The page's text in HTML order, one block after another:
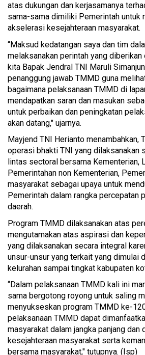
atas dukungan dan kerjasamanya
sama-sama dimiliki Pemerintah untuk
akselerasi kesejahteraan masyarakat.
“Maksud kedatangan saya dan tim
melaksanakan perintah yang
kita Bapak Jendral TNI Maruli
penanggung jawab TMMD guna
bagaimana pelaksanaan TMMD di
mendapatkan saran dan masukan
untuk perbaikan dan peningkatan
akan datang," ujarnya.
Mayjend TNI Herianto menambahkan,
operasi bhakti TNI yang dilaksanakan
lintas sectoral bersama Kementerian,
Pemerintahan non Kementerian,
masyarakat sebagai upaya untuk
Pemerintah dalam rangka percepatan
daerah.
Program TMMD dilaksanakan atas
mengutamakan atas aspirasi dan
yang dilaksanakan secara integral
unsur-unsur yang terkait yang dimulai
kelurahan sampai tingkat kabupaten
“Dalam pelaksanaan TMMD kali ini
sama bergotong royong untuk saling
menyukseskan program TMMD ke-
pelaksanaan TMMD dapat
masyarakat dalam jangka panjang dan
kesejahteraan masyarakat serta
bersama masyarakat," tutupnya. (Isp)